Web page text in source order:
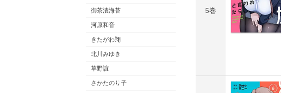
御茶漬海苔
河原和音
きたがわ翔
北川みゆき
草野誼
さかたのり子
5巻